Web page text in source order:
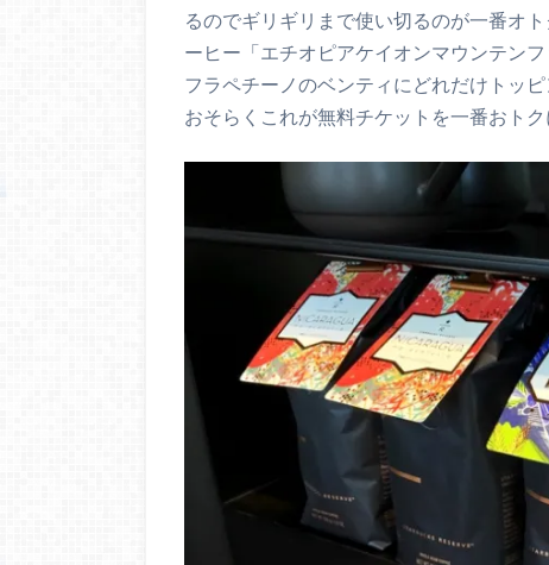
るのでギリギリまで使い切るのが一番オ
ーヒー「エチオピアケイオンマウンテン
フラペチーノのベンティにどれだけトッ
おそらくこれが無料チケットを一番おトク